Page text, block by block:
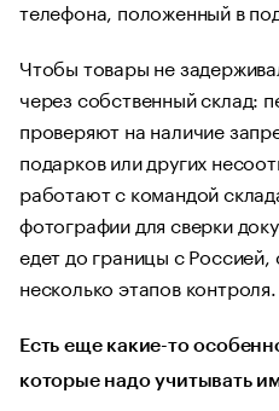
телефона, положенный в
Чтобы товары не
через собственный склад:
проверяют на наличие
подарков или других
работают с командой
фотографии для сверки
едет до границы с
несколько этапов контроля.
Есть еще какие-то
которые надо учитывать